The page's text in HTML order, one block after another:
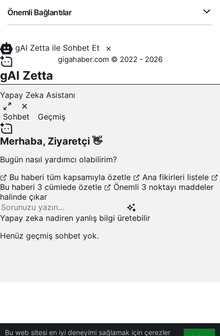
Bu web sitesi en iyi deneyimi sağlamak için çerezler
Önemli Bağlantılar
gigahaber.com © 2022 - 2026
gAI Zetta ile Sohbet Et
gAI Zetta
Yapay Zeka Asistanı
Sohbet Geçmiş
Merhaba, Ziyaretçi 👋
Bugün nasıl yardımcı olabilirim?
Bu haberi tüm kapsamıyla özetle
Ana fikirleri listele
Bu haberi 3 cümlede özetle
Önemli 3 noktayı maddeler
halinde çıkar
Yapay zeka nadiren yanlış bilgi üretebilir
Henüz geçmiş sohbet yok.